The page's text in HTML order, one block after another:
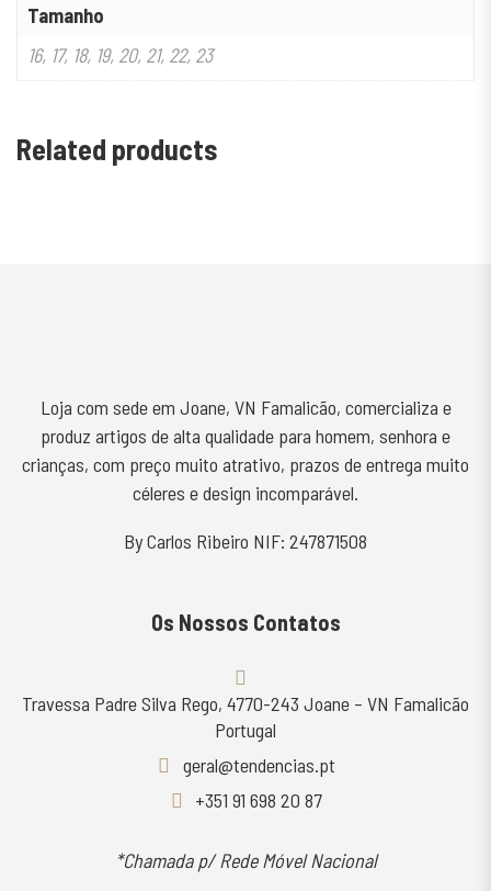
Tamanho
16, 17, 18, 19, 20, 21, 22, 23
Related products
Loja com sede em Joane, VN Famalicão, comercializa e
produz artigos de alta qualidade para homem, senhora e
crianças, com preço muito atrativo, prazos de entrega muito
céleres e design incomparável.
By Carlos Ribeiro NIF: 247871508
Os Nossos Contatos
Travessa Padre Silva Rego, 4770-243 Joane – VN Famalicão
Portugal
geral@tendencias.pt
+351 91 698 20 87
*Chamada p/ Rede Móvel Nacional